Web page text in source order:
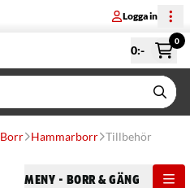
Logga in
0:-
0
Borr Hammarborr Tillbehör
Meny - Borr & Gäng